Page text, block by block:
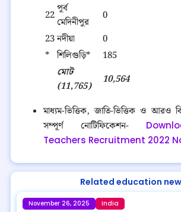
22পূর্ব
মেদিনীপুর
0
23নদীয়া 0
* শিলিগুড়ি* 185
মোট
(11,765)
10,564
মাধ্যম-ভিত্তিক, জাতি-ভিত্তিক ও আরও
সম্পূর্ণ নোটিফিকেশন-
Teachers Recruitment 2022
Related education
November 26, 2025 India